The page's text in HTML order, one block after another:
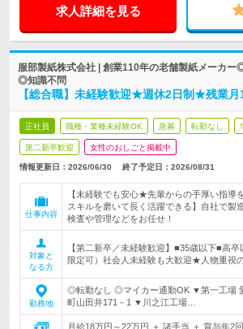
求人詳細を見る
服部製紙株式会社 | 創業110年の老舗製紙メーカ
◎知識不問
【総合職】未経験歓迎★週休2日制★残業
正社員 職種・業種未経験OK 急募 転勤なし
第二新卒歓迎 女性のおしごと掲載中
情報更新日：2026/06/30 終了予定日： 2026/08/31
仕事内容
【未経験でも安心★先輩からの手厚い指導
スキルを磨いて長く活躍できる】自社で製
検査や管理などをお任せ！
対象と
なる方
【第二新卒／未経験歓迎】■35歳以下■高
限定可）社会人未経験も大歓迎★人物重視
勤務地
◎転勤なし ◎マイカー通勤OK ▼第一工場
町山田井171－1 ▼川之江工場…
月給18万円～22万円 ＋ 諸手当 ＋ 賞与年2